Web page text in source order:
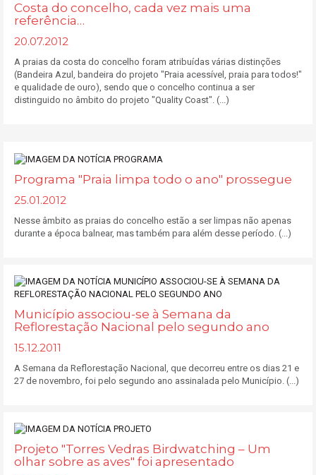
Costa do concelho, cada vez mais uma
referência…
20.07.2012
A praias da costa do concelho foram atribuídas várias distinções
(Bandeira Azul, bandeira do projeto "Praia acessível, praia para todos!"
e qualidade de ouro), sendo que o concelho continua a ser
distinguido no âmbito do projeto "Quality Coast". (...)
Programa "Praia limpa todo o ano" prossegue
25.01.2012
Nesse âmbito as praias do concelho estão a ser limpas não apenas
durante a época balnear, mas também para além desse período. (...)
Município associou-se à Semana da
Reflorestação Nacional pelo segundo ano
15.12.2011
A Semana da Reflorestação Nacional, que decorreu entre os dias 21 e
27 de novembro, foi pelo segundo ano assinalada pelo Município. (...)
Projeto "Torres Vedras Birdwatching – Um
olhar sobre as aves" foi apresentado